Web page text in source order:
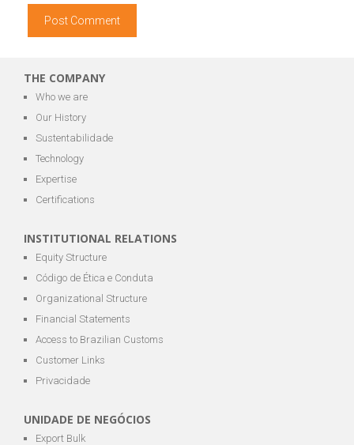
THE COMPANY
Who we are
Our History
Sustentabilidade
Technology
Expertise
Certifications
INSTITUTIONAL RELATIONS
Equity Structure
Código de Ética e Conduta
Organizational Structure
Financial Statements
Access to Brazilian Customs
Customer Links
Privacidade
UNIDADE DE NEGÓCIOS
Export Bulk